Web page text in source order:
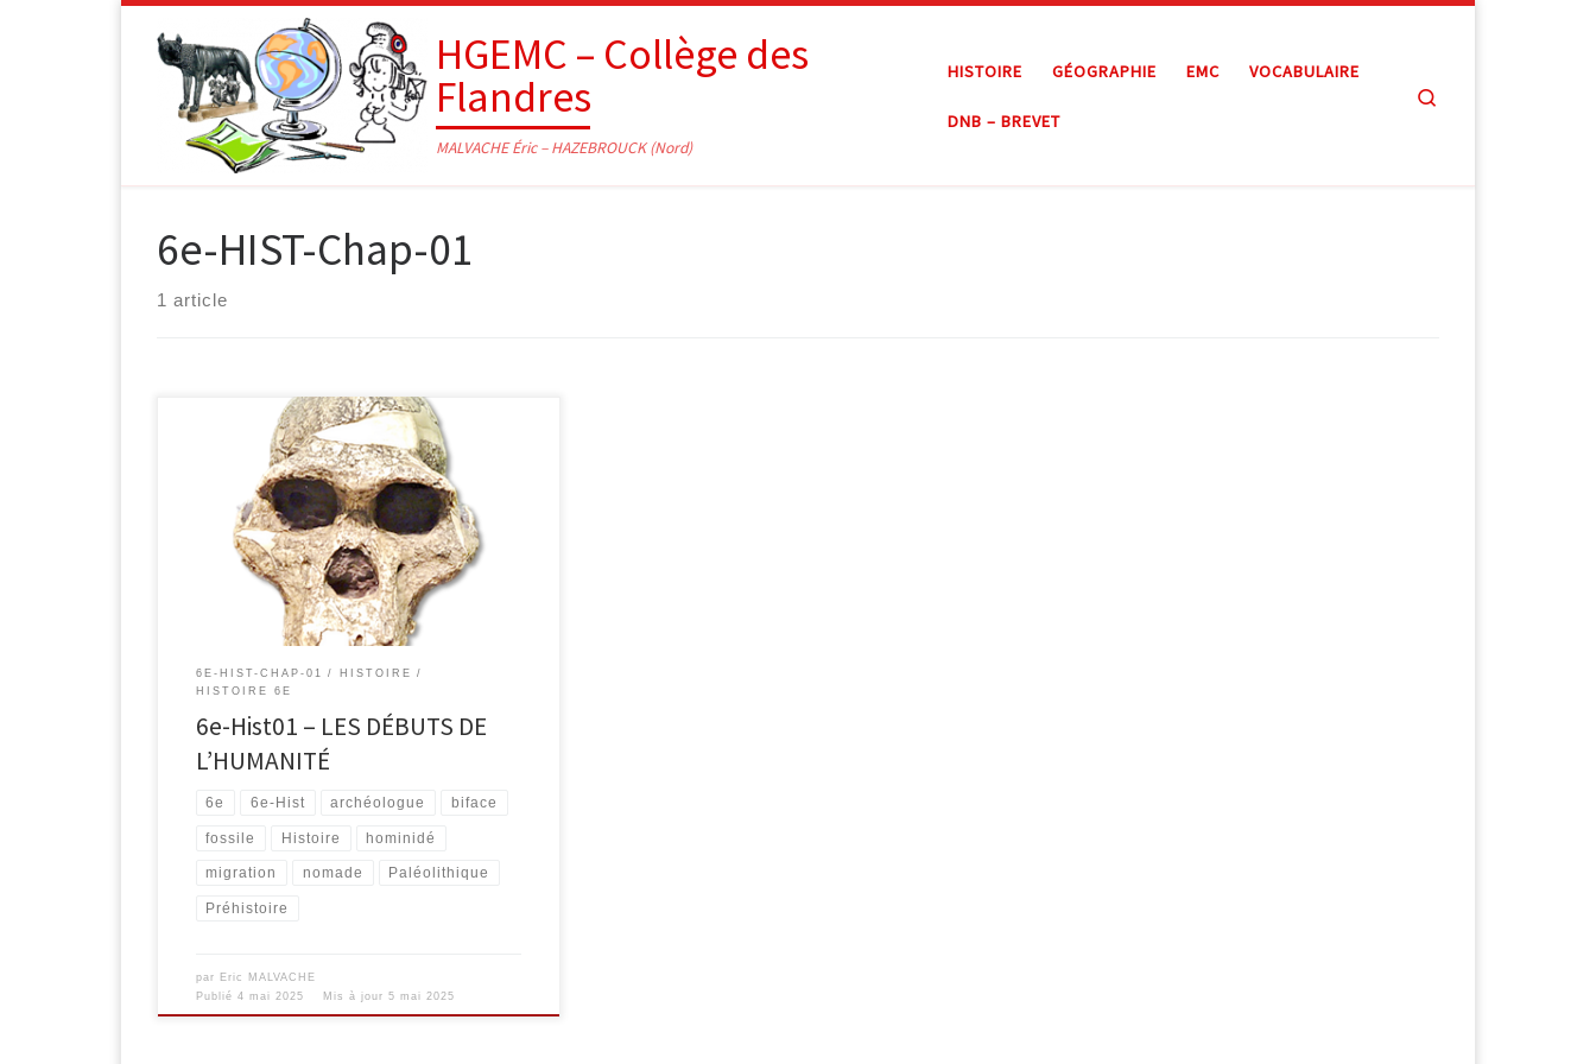
Passer au contenu
HGEMC – Collège des
Flandres
MALVACHE Éric – HAZEBROUCK (Nord)
HISTOIRE GÉOGRAPHIE EMC VOCABULAIRE
DNB – BREVET
6e-HIST-Chap-01
1 article
6E-HIST-CHAP-01
HISTOIRE
HISTOIRE 6E
6e-Hist01 – LES DÉBUTS DE
L’HUMANITÉ
6e 6e-Hist archéologue biface
fossile Histoire hominidé
migration nomade Paléolithique
Préhistoire
par Eric MALVACHE
Publié 4 mai 2025 Mis à jour 5 mai 2025